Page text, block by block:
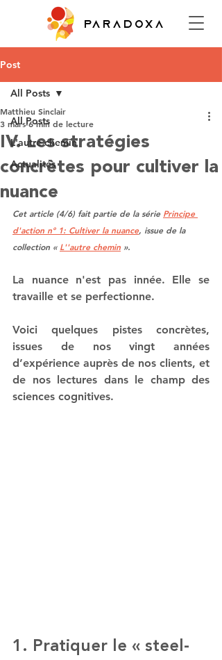
PARADOXA
Post
All Posts
L'autre chemin
Actualités
All Posts
IV. Les stratégies
concrètes pour cultiver la
nuance
Matthieu Sinclair
3 mars 6 min de lecture
Cet article (4/6) fait partie de la série Principe
d'action n° 1: Cultiver la nuance, issue de la
collection « L''autre chemin ».
La nuance n'est pas innée. Elle se
travaille et se perfectionne.
Voici quelques pistes concrètes,
issues de nos vingt années
d’expérience auprès de nos clients, et
de nos lectures dans le champ des
sciences cognitives.
1. Pratiquer le « steel-